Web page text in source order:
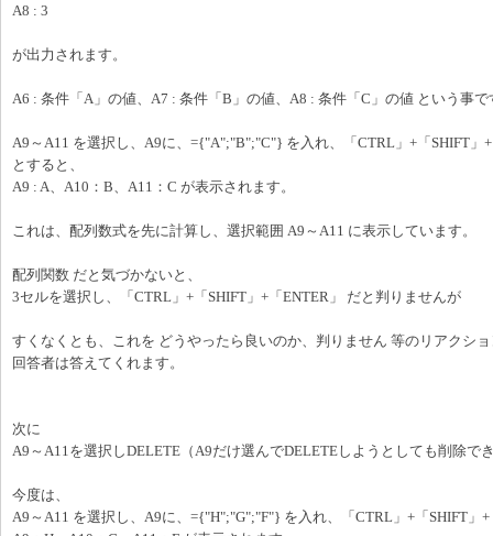
A8 : 3
が出力されます。
A6 : 条件「A」の値、A7 : 条件「B」の値、A8 : 条件「C」の値 という事で
A9～A11 を選択し、A9に、={"A";"B";"C"} を入れ、「CTRL」+「SHIFT」
とすると、
A9 : A、A10：B、A11：C が表示されます。
これは、配列数式を先に計算し、選択範囲 A9～A11 に表示しています。
配列関数 だと気づかないと、
3セルを選択し、「CTRL」+「SHIFT」+「ENTER」 だと判りませんが
すくなくとも、これを どうやったら良いのか、判りません 等のリアクシ
回答者は答えてくれます。
次に
A9～A11を選択しDELETE（A9だけ選んでDELETEしようとしても削除で
今度は、
A9～A11 を選択し、A9に、={"H";"G";"F"} を入れ、「CTRL」+「SHIFT」+